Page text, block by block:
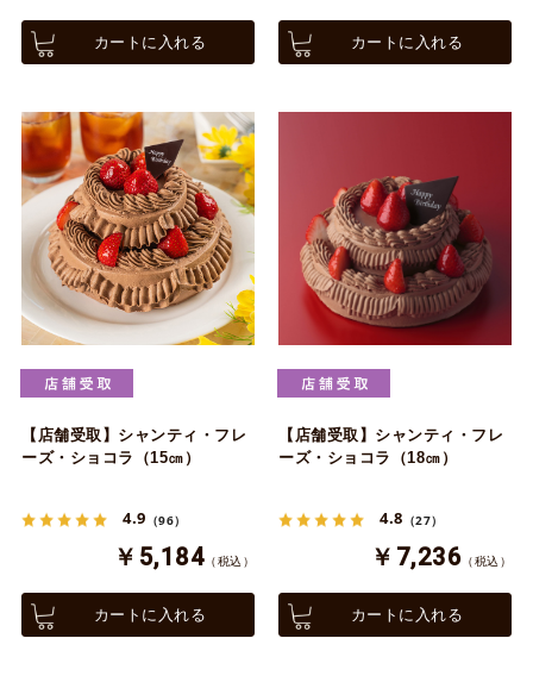
カートに入れる カートに入れる
【店舗受取】シャンティ・フレ
ーズ・ショコラ（15㎝）
4.9 （96）
￥5,184 （税込）
カートに入れる
【店舗受取】シャンティ・フレ
ーズ・ショコラ（18㎝）
4.8 （27）
￥7,236 （税込）
カートに入れる